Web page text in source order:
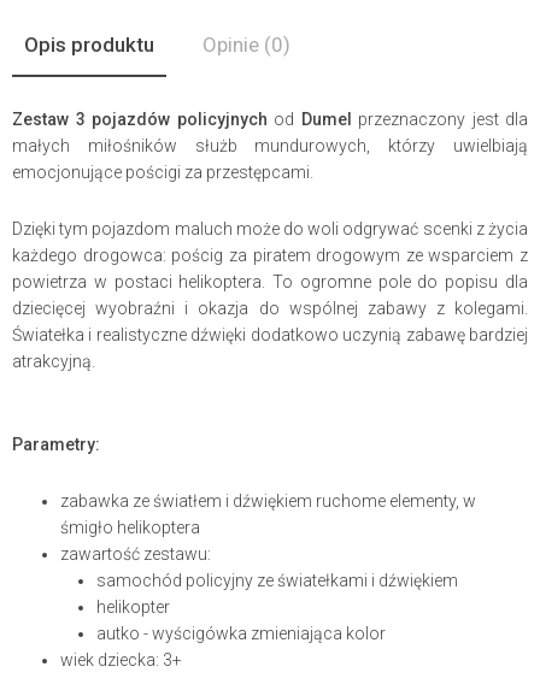
Opis produktu Opinie (0)
Zestaw 3 pojazdów policyjnych od Dumel przeznaczony jest dla
małych miłośników służb mundurowych, którzy uwielbiają
emocjonujące pościgi za przestępcami.
Dzięki tym pojazdom maluch może do woli odgrywać scenki z życia
każdego drogowca: pościg za piratem drogowym ze wsparciem z
powietrza w postaci helikoptera. To ogromne pole do popisu dla
dziecięcej wyobraźni i okazja do wspólnej zabawy z kolegami.
Światełka i realistyczne dźwięki dodatkowo uczynią zabawę bardziej
atrakcyjną.
Parametry:
zabawka ze światłem i dźwiękiem ruchome elementy, w
śmigło helikoptera
zawartość zestawu:
samochód policyjny ze światełkami i dźwiękiem
helikopter
autko - wyścigówka zmieniająca kolor
wiek dziecka: 3+